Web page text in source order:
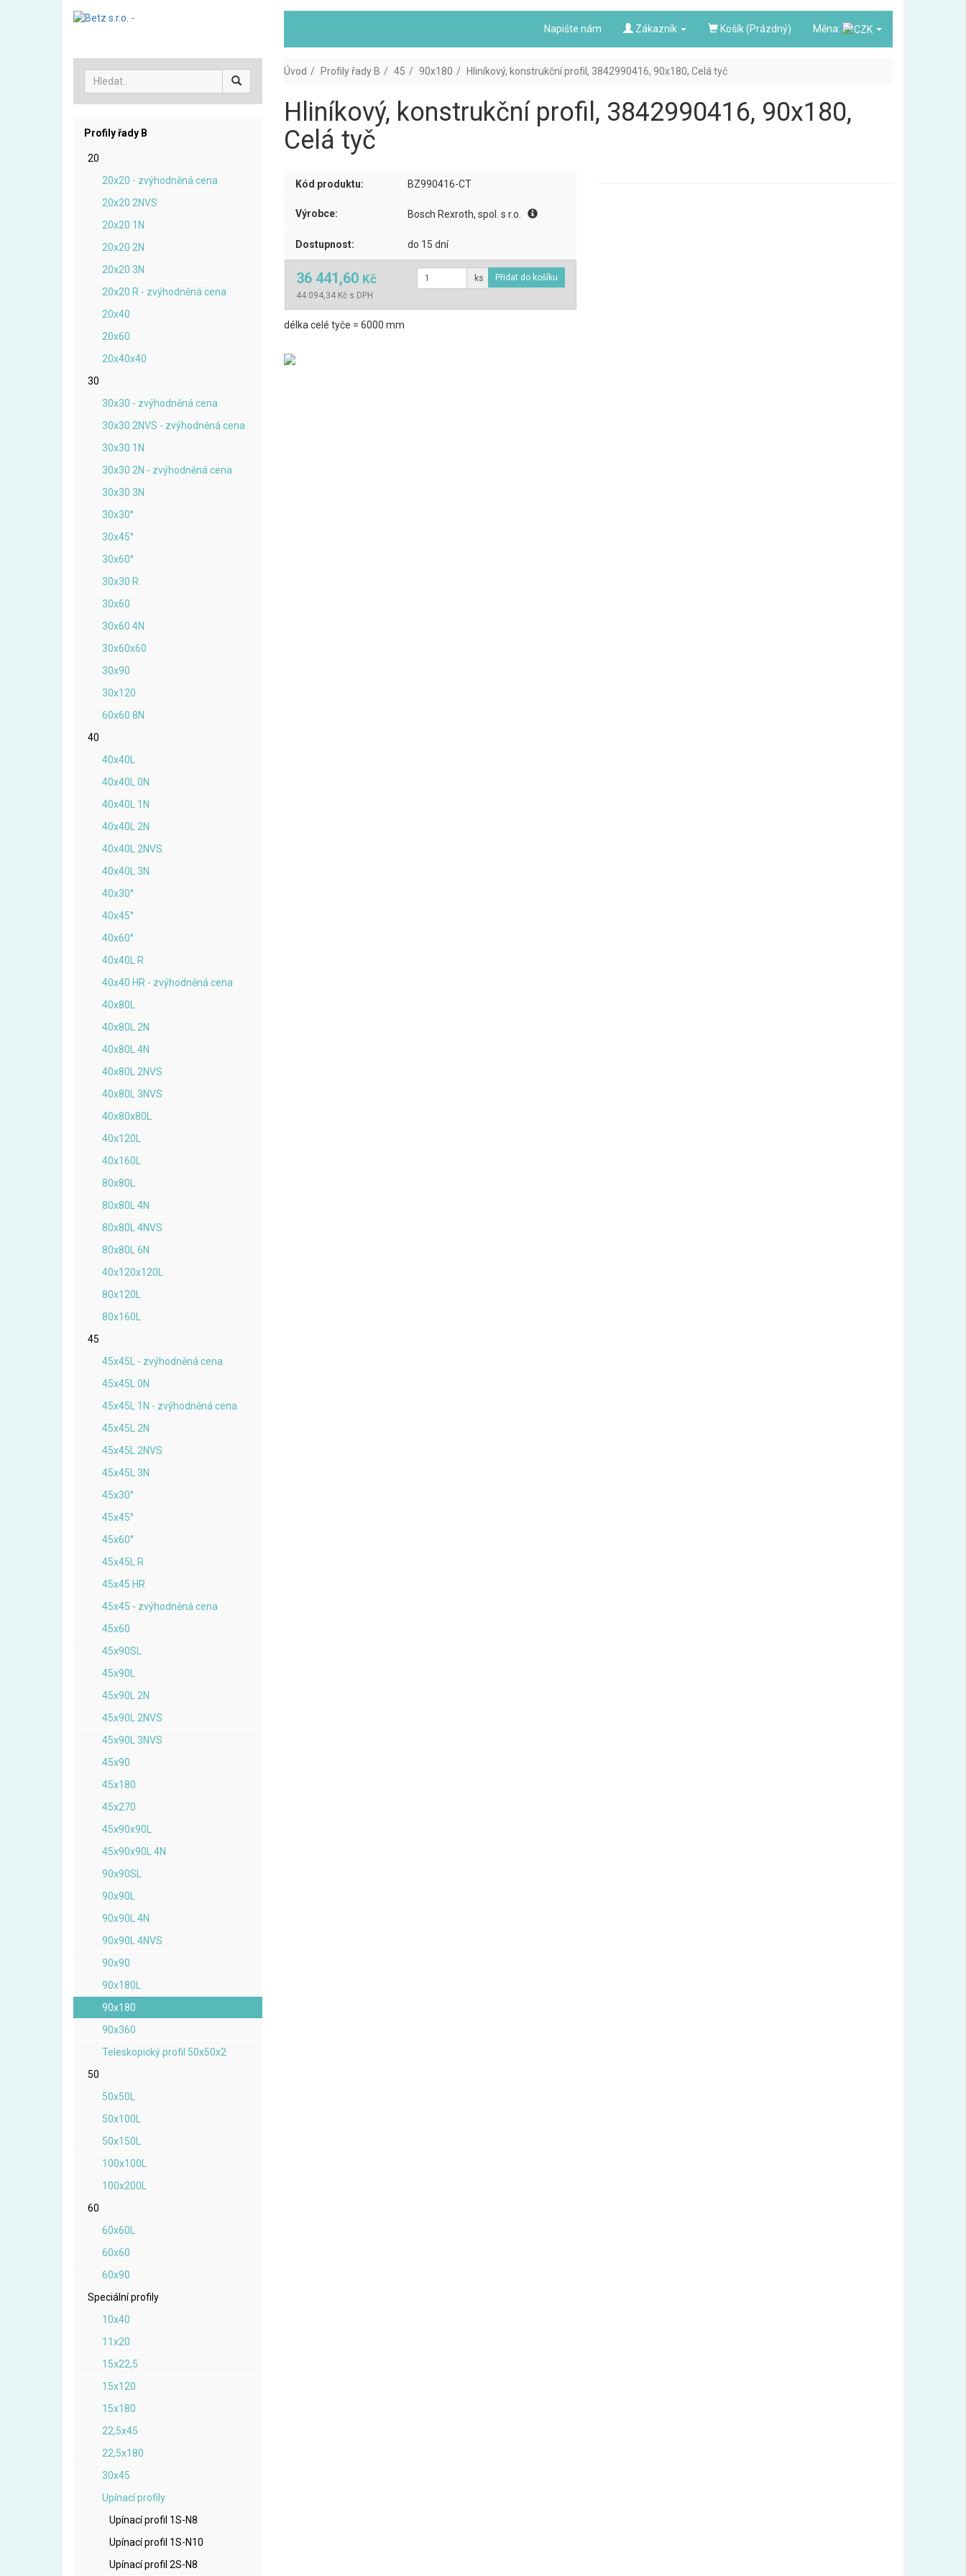
Napište nám Zákazník Košík (Prázdný) Měna:
Profily řady B
20
20x20 - zvýhodněná cena
20x20 2NVS
20x20 1N
20x20 2N
20x20 3N
20x20 R - zvýhodněná cena
20x40
20x60
20x40x40
30
30x30 - zvýhodněná cena
30x30 2NVS - zvýhodněná cena
30x30 1N
30x30 2N - zvýhodněná cena
30x30 3N
30x30°
30x45°
30x60°
30x30 R
30x60
30x60 4N
30x60x60
30x90
30x120
60x60 8N
40
40x40L
40x40L 0N
40x40L 1N
40x40L 2N
40x40L 2NVS
40x40L 3N
40x30°
40x45°
40x60°
40x40L R
40x40 HR - zvýhodněná cena
40x80L
40x80L 2N
40x80L 4N
40x80L 2NVS
40x80L 3NVS
40x80x80L
40x120L
40x160L
80x80L
80x80L 4N
80x80L 4NVS
80x80L 6N
40x120x120L
80x120L
80x160L
45
45x45L - zvýhodněná cena
45x45L 0N
45x45L 1N - zvýhodněná cena
45x45L 2N
45x45L 2NVS
45x45L 3N
45x30°
45x45°
45x60°
45x45L R
45x45 HR
45x45 - zvýhodněná cena
45x60
45x90SL
45x90L
45x90L 2N
45x90L 2NVS
45x90L 3NVS
45x90
45x180
45x270
45x90x90L
45x90x90L 4N
90x90SL
90x90L
90x90L 4N
90x90L 4NVS
90x90
90x180L
90x180
90x360
Teleskopický profil 50x50x2
50
50x50L
50x100L
50x150L
100x100L
100x200L
60
60x60L
60x60
60x90
Speciální profily
10x40
11x20
15x22,5
15x120
15x180
22,5x45
22,5x180
30x45
Upínací profily
Upínací profil 1S-N8
Upínací profil 1S-N10
Upínací profil 2S-N8
Úvod Profily řady B 45 90x180 Hliníkový, konstrukční profil, 3842990416, 90x180, Celá tyč
Hliníkový, konstrukční profil, 3842990416, 90x180,
Celá tyč
Kód produktu: BZ990416-CT
Výrobce: Bosch Rexroth, spol. s r.o.
Dostupnost: do 15 dní
36 441,60 Kč
44 094,34 Kč s DPH
ks
délka celé tyče = 6000 mm